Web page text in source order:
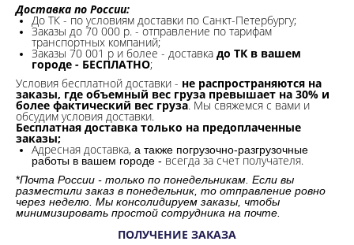
Доставка по России:
До ТК - по условиям доставки по Санкт-Петербургу;
Заказы до 70 000 р. - отправление по тарифам
транспортных компаний;
Заказы 70 001 р и более - доставка до ТК в вашем
городе - БЕСПЛАТНО;
Условия бесплатной доставки - не распространяются на
заказы, где объемный вес груза превышает на 30% и
более фактический вес груза. Мы свяжемся с вами и
обсудим условия доставки.
Бесплатная доставка только на предоплаченные
заказы;
Адресная доставка, а также погрузочно-разгрузочные
работы в вашем городе - всегда за счет получателя.
*Почта России - только по понедельникам. Если вы
разместили заказ в понедельник, то отправление ровно
через неделю. Мы консолидируем заказы, чтобы
минимизировать простой сотрудника на почте.
ПОЛУЧЕНИЕ ЗАКАЗА